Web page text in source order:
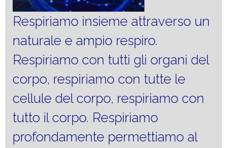
Respiriamo insieme attraverso un
naturale e ampio respiro.
Respiriamo con tutti gli organi del
corpo, respiriamo con tutte le
cellule del corpo, respiriamo con
tutto il corpo. Respiriamo
profondamente permettiamo al